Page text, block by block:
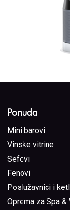
Ponuda
Mini barovi
Vinske vitrine
Sefovi
Fenovi
Poslužavnici i
Oprema za Spa &